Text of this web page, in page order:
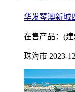
华发琴澳新城
在售产品：(
珠海市 2023-